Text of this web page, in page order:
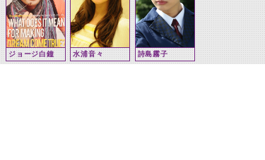
ジョージ白鐘 水浦音々 詩島霧子